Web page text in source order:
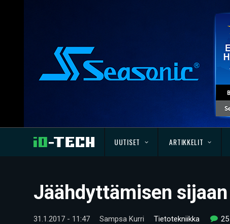
UUTISET ARTIKKELIT
Jäähdyttämisen
31.1.2017 - 11:47 Sampsa Kurri Tietotekniikka 25